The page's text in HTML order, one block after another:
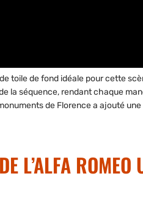
toile de fond idéale pour cette
la séquence, rendant chaque
de Florence a ajouté
L’ALFA ROMEO